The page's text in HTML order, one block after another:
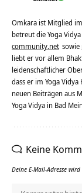
Omkara ist Mitglied
betreut die Yoga
community.net sowie
liebt er vor allem
leidenschaftlicher
dass er im Yoga
neuen Beiträgen aus
Yoga Vidya in Bad
Keine
Deine E-Mail-Adresse